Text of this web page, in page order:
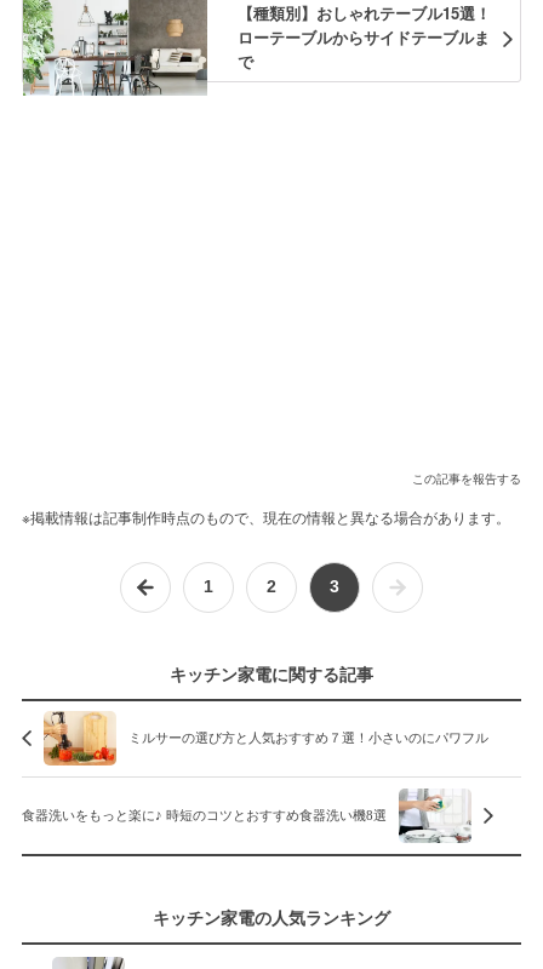
【種類別】おしゃれテーブル15選！
ローテーブルからサイドテーブルま
で
この記事を報告する
※掲載情報は記事制作時点のもので、現在の情報と異なる場合があります。
1 2 3
キッチン家電に関する記事
ミルサーの選び方と人気おすすめ７選！小さいのにパワフル
食器洗いをもっと楽に♪ 時短のコツとおすすめ食器洗い機8選
キッチン家電の人気ランキング